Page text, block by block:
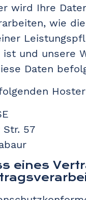
wird Ihre
wie
und unsere
Daten
57
eines